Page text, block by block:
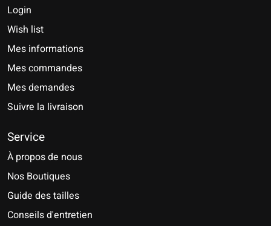
Login
Wish list
Mes informations
Mes commandes
Mes demandes
Suivre la livraison
Service
À propos de nous
Nos Boutiques
Guide des tailles
Conseils d'entretien